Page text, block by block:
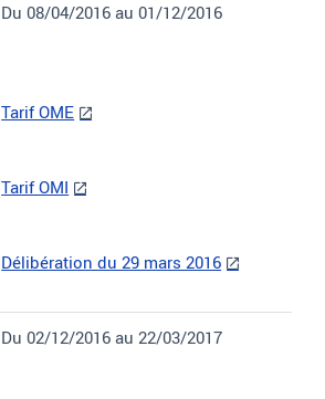
Du 08/04/2016 au 01/12/2016
Tarif OME
Tarif OMI
Délibération du 29 mars 2016
Du 02/12/2016 au 22/03/2017